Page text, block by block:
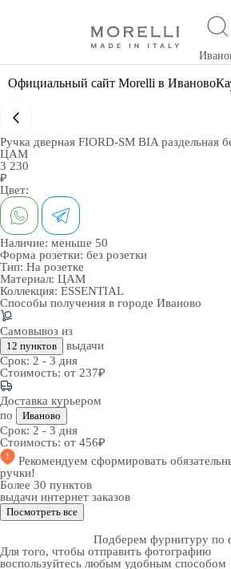
Официальный сайт Morelli в Иваново
Ручка дверная FIORD-SM BIA раздельная
ЦАМ
3 230
₽
Цвет:
Наличие: меньше 50
Форма розетки: без розетки
Тип: На розетке
Материал: ЦАМ
Коллекция: ESSENTIAL
Способы получения в городе Иваново
Самовывоз из
12 пунктов
выдачи
Срок: 2 - 3 дня
Стоимость: от 237₽
Доставка курьером
по
Иваново
Срок: 2 - 3 дня
Стоимость: от 456₽
Рекомендуем сформировать
ручки!
Более 30 пунктов
выдачи интернет заказов
Посмотреть все
Подберем фурнитуру по
Для того, чтобы отправить фотографию
воспользуйтесь любым удобным способом